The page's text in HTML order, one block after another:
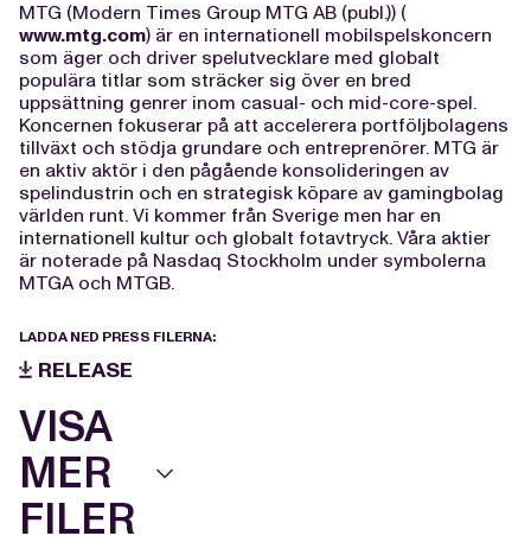
MTG (Modern Times Group MTG AB (publ.)) (
www.mtg.com) är en internationell mobilspelskoncern
som äger och driver spelutvecklare med globalt
populära titlar som sträcker sig över en bred
uppsättning genrer inom casual- och mid-core-spel.
Koncernen fokuserar på att accelerera portföljbolagens
tillväxt och stödja grundare och entreprenörer. MTG är
en aktiv aktör i den pågående konsolideringen av
spelindustrin och en strategisk köpare av gamingbolag
världen runt. Vi kommer från Sverige men har en
internationell kultur och globalt fotavtryck. Våra aktier
är noterade på Nasdaq Stockholm under symbolerna
MTGA och MTGB.
LADDA NED PRESS FILERNA:
RELEASE
VISA
MER
FILER